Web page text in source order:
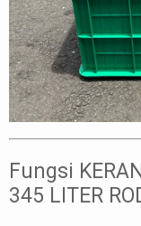
Fungsi
345 LITER